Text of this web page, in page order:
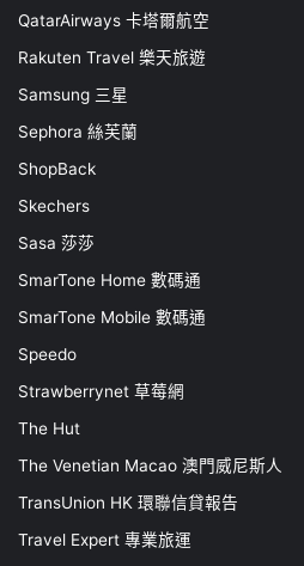
QatarAirways 卡塔爾航空
Rakuten Travel 樂天旅遊
Samsung 三星
Sephora 絲芙蘭
ShopBack
Skechers
Sasa 莎莎
SmarTone Home 數碼通
SmarTone Mobile 數碼通
Speedo
Strawberrynet 草莓網
The Hut
The Venetian Macao 澳門威尼斯人
TransUnion HK 環聯信貸報告
Travel Expert 專業旅運